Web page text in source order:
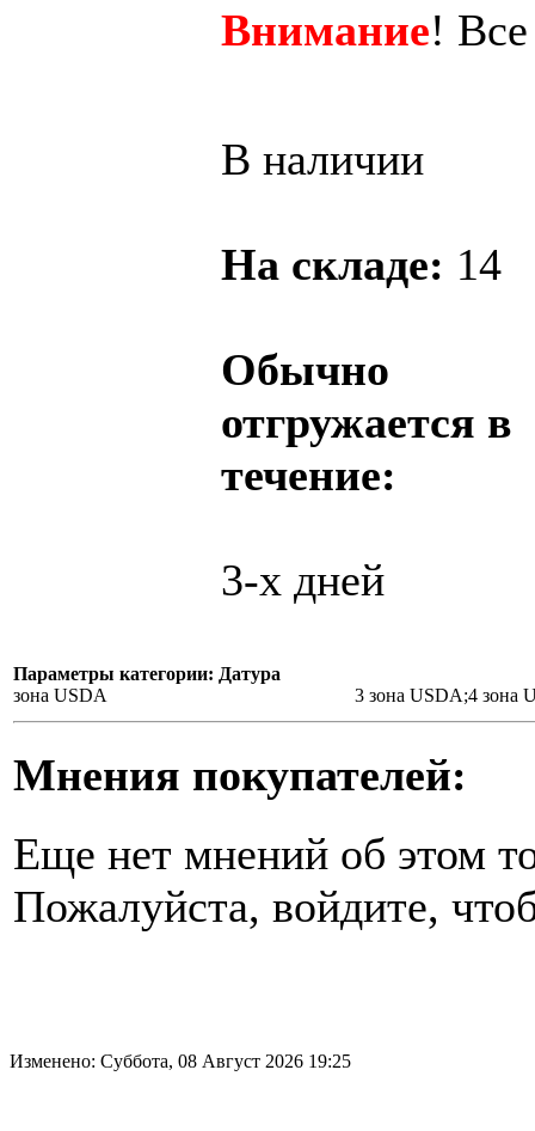
Внимание!
В наличии
На складе: 14
Обычно
отгружается в
течение:
3-х дней
Параметры категории: Датура
зона USDA
3 зона USDA;4 зона
Мнения покупателей:
Еще нет мнений об этом
Пожалуйста, войдите,
Изменено: Суббота, 08 Август 2026 19:25